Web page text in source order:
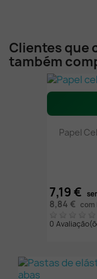
Clientes que
também
Papel
7,19 €
8,84 € com
0